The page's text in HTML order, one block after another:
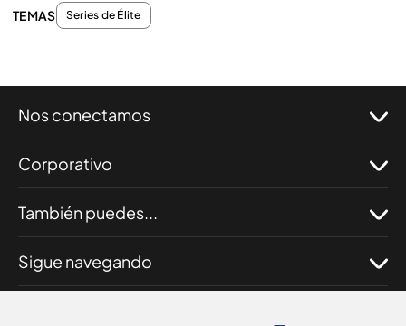
TEMAS Series de Élite
Nos conectamos
Corporativo
También puedes...
Sigue navegando